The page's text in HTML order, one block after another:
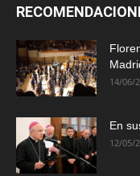
14/06/
En
12/05/